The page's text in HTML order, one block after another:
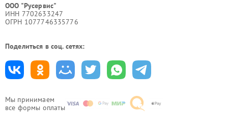
Мы принимаем
все формы оплаты
ООО "Русервис"
ИНН 7702633247
ОГРН 1077746335776
Поделиться в соц. сетях: